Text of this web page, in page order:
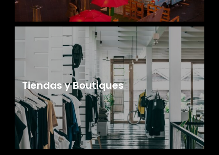
Tiendas y Boutiques